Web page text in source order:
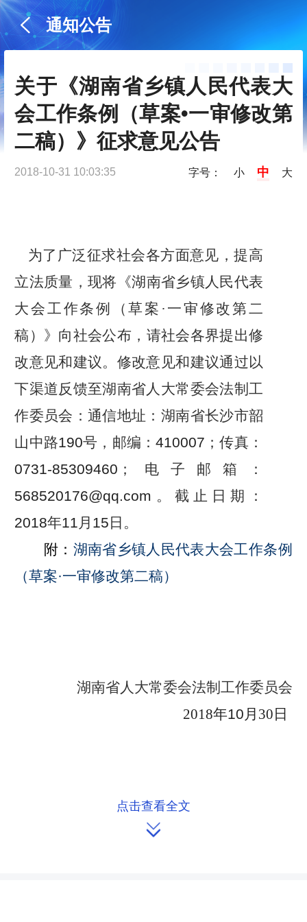
通知公告
关于《湖南省乡镇人民代表大
会工作条例（草案•一审修改第
二稿）》征求意见公告
2018-10-31 10:03:35 字号： 小 中 大
为了广泛征求社会各方面意见，提高
立法质量，现将《湖南省乡镇人民代表
大会工作条例（草案·一审修改第二
稿） 》向社会公布，请社会各界提出修
改意见和建议。修改意见和建议通过以
下渠道反馈至湖南省人大常委会法制工
作委员会：通信地址：湖南省长沙市韶
山中路190号，邮编：410007 ；传真：
0731-85309460 ；电子邮箱：
568520176@qq.com 。截止日期：
2018年11 月 15 日。
附： 湖南省乡镇人民代表大会工作条例
（草案·一审修改第二稿）
湖南省人大常委会法制工作委员会
2018年10 月30日
点击查看全文
